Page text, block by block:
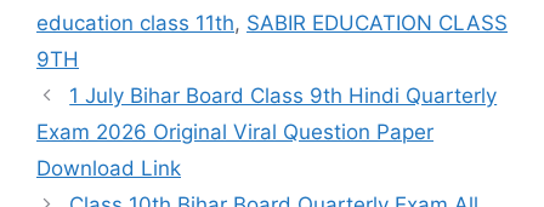
education class 11th, SABIR EDUCATION CLASS
9TH
1 July Bihar Board Class 9th Hindi Quarterly
Exam 2026 Original Viral Question Paper
Download Link